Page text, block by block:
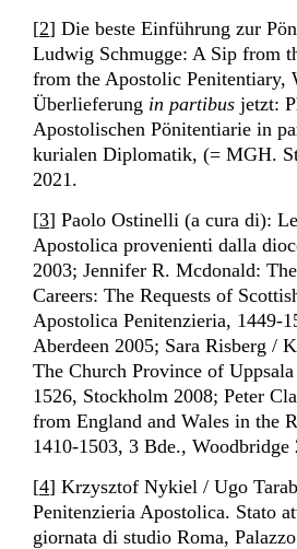
[2] Die beste Einführung zur
Ludwig Schmugge: A Sip from
from the Apostolic Penitentiary,
Überlieferung in partibus jetzt:
Apostolischen Pönitentiarie in
kurialen Diplomatik, (= MGH.
2021.
[3] Paolo Ostinelli (a cura di):
Apostolica provenienti dalla
2003; Jennifer R. Mcdonald:
Careers: The Requests of
Apostolica Penitenzieria, 1449-
Aberdeen 2005; Sara Risberg /
The Church Province of
1526, Stockholm 2008; Peter
from England and Wales in the
1410-1503, 3 Bde., Woodbridge
[4] Krzysztof Nykiel / Ugo
Penitenzieria Apostolica. Stato
giornata di studio Roma,